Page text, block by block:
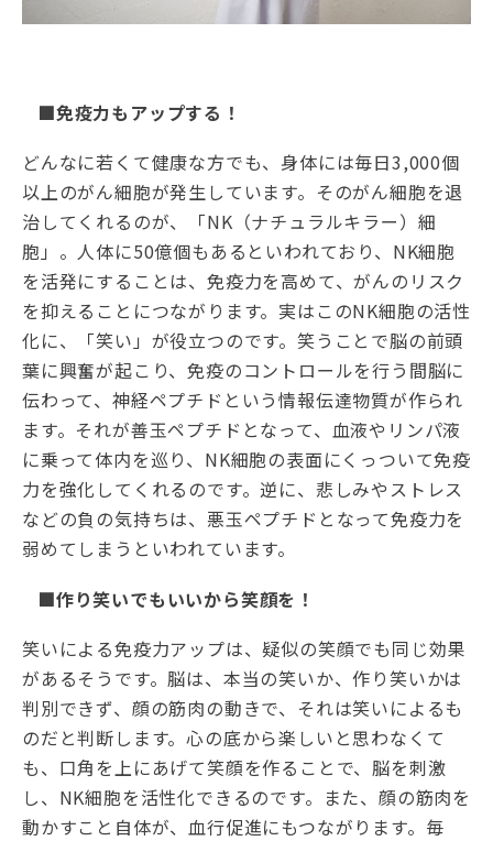
■免疫力もアップする！
どんなに若くて健康な方でも、身体には毎日3,000個
以上のがん細胞が発生しています。そのがん細胞を退
治してくれるのが、「NK（ナチュラルキラー）細
胞」。人体に50億個もあるといわれており、NK細胞
を活発にすることは、免疫力を高めて、がんのリスク
を抑えることにつながります。実はこのNK細胞の活性
化に、「笑い」が役立つのです。笑うことで脳の前頭
葉に興奮が起こり、免疫のコントロールを行う間脳に
伝わって、神経ペプチドという情報伝達物質が作られ
ます。それが善玉ペプチドとなって、血液やリンパ液
に乗って体内を巡り、NK細胞の表面にくっついて免疫
力を強化してくれるのです。逆に、悲しみやストレス
などの負の気持ちは、悪玉ペプチドとなって免疫力を
弱めてしまうといわれています。
■作り笑いでもいいから笑顔を！
笑いによる免疫力アップは、疑似の笑顔でも同じ効果
があるそうです。脳は、本当の笑いか、作り笑いかは
判別できず、顔の筋肉の動きで、それは笑いによるも
のだと判断します。心の底から楽しいと思わなくて
も、口角を上にあげて笑顔を作ることで、脳を刺激
し、NK細胞を活性化できるのです。また、顔の筋肉を
動かすこと自体が、血行促進にもつながります。毎